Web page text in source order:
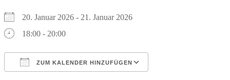
20. Januar 2026 - 21. Januar 2026
18:00 - 20:00
ZUM KALENDER HINZUFÜGEN